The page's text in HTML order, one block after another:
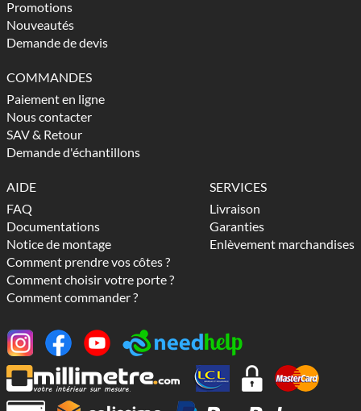
Promotions
Nouveautés
Demande de devis
COMMANDES
Paiement en ligne
Nous contacter
SAV & Retour
Demande d'échantillons
AIDE
FAQ
Documentations
Notice de montage
Comment prendre vos côtes ?
Comment choisir votre porte ?
Comment commander ?
SERVICES
Livraison
Garanties
Enlèvement marchandises